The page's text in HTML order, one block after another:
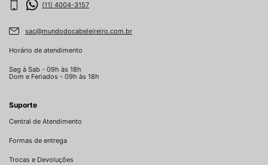
(11) 4004-3157
sac@mundodocabeleireiro.com.br
Horário de atendimento
Seg à Sab - 09h às 18h
Dom e Feriados - 09h às 18h
Suporte
Central de Atendimento
Formas de entrega
Trocas e Devoluções